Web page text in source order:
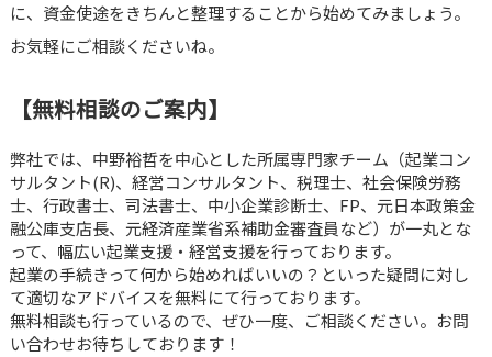
に、資金使途をきちんと整理することから始めてみましょう。
お気軽にご相談くださいね。
【無料相談のご案内】
弊社では、中野裕哲を中心とした所属専門家チーム（起業コン
サルタント(R)、経営コンサルタント、税理士、社会保険労務
士、行政書士、司法書士、中小企業診断士、FP、元日本政策金
融公庫支店長、元経済産業省系補助金審査員など）が一丸とな
って、幅広い起業支援・経営支援を行っております。
起業の手続きって何から始めればいいの？といった疑問に対し
て適切なアドバイスを無料にて行っております。
無料相談も行っているので、ぜひ一度、ご相談ください。お問
い合わせお待ちしております！